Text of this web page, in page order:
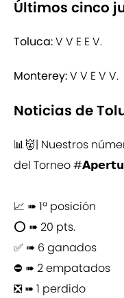
Últimos cinco
Toluca:V V E E V.
Monterey:V V E V V.
Noticias de
📊👹| Nuestros
del Torneo
📈 ➠ 1ª posición
⭕️ ➠ 20 pts.
✅ ➠ 6 ganados
⛔ ➠ 2 empatados
❎ ➠ 1 perdido